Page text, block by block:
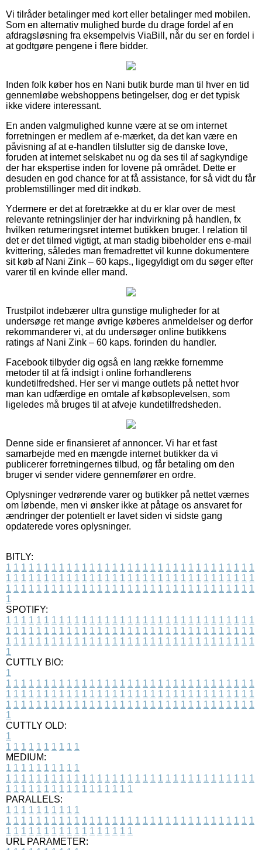
Vi tilråder betalinger med kort eller betalinger med mobilen.
Som en alternativ mulighed burde du drage fordel af en
afdragsløsning fra eksempelvis ViaBill, når du ser en fordel i
at godtgøre pengene i flere bidder.
Inden folk køber hos en Nani butik burde man til hver en tid
gennemløbe webshoppens betingelser, dog er det typisk
ikke videre interessant.
En anden valgmulighed kunne være at se om internet
forretningen er medlem af e-mærket, da det kan være en
påvisning af at e-handlen tilslutter sig de danske love,
foruden at internet selskabet nu og da ses til af sagkyndige
der har ekspertise inden for lovene på området. Dette er
desuden en god chance for at få assistance, for så vidt du får
problemstillinger med dit indkøb.
Ydermere er det at foretrække at du er klar over de mest
relevante retningslinjer der har indvirkning på handlen, fx
hvilken returneringsret internet butikken bruger. I relation til
det er det tilmed vigtigt, at man stadig bibeholder ens e-mail
kvittering, således man fremadrettet vil kunne dokumentere
sit køb af Nani Zink – 60 kaps., ligegyldigt om du søger efter
varer til en kvinde eller mand.
Trustpilot indebærer ultra gunstige muligheder for at
undersøge ret mange øvrige køberes anmeldelser og derfor
rekommanderer vi, at du undersøger online butikkens
ratings af Nani Zink – 60 kaps. forinden du handler.
Facebook tilbyder dig også en lang række fornemme
metoder til at få indsigt i online forhandlerens
kundetilfredshed. Her ser vi mange outlets på nettet hvor
man kan udfærdige en omtale af købsoplevelsen, som
ligeledes må bruges til at afveje kundetilfredsheden.
Denne side er finansieret af annoncer. Vi har et fast
samarbejde med en mængde internet butikker da vi
publicerer forretningernes tilbud, og får betaling om den
bruger vi sender videre gennemfører en ordre.
Oplysninger vedrørende varer og butikker på nettet værnes
om løbende, men vi ønsker ikke at påtage os ansvaret for
ændringer der potentielt er lavet siden vi sidste gang
opdaterede vores oplysninger.
BITLY:
1 1 1 1 1 1 1 1 1 1 1 1 1 1 1 1 1 1 1 1 1 1 1 1 1 1 1 1 1 1 1 1 1
1 1 1 1 1 1 1 1 1 1 1 1 1 1 1 1 1 1 1 1 1 1 1 1 1 1 1 1 1 1 1 1 1
1 1 1 1 1 1 1 1 1 1 1 1 1 1 1 1 1 1 1 1 1 1 1 1 1 1 1 1 1 1 1 1 1
1
SPOTIFY:
1 1 1 1 1 1 1 1 1 1 1 1 1 1 1 1 1 1 1 1 1 1 1 1 1 1 1 1 1 1 1 1 1
1 1 1 1 1 1 1 1 1 1 1 1 1 1 1 1 1 1 1 1 1 1 1 1 1 1 1 1 1 1 1 1 1
1 1 1 1 1 1 1 1 1 1 1 1 1 1 1 1 1 1 1 1 1 1 1 1 1 1 1 1 1 1 1 1 1
1
CUTTLY BIO:
1
1 1 1 1 1 1 1 1 1 1 1 1 1 1 1 1 1 1 1 1 1 1 1 1 1 1 1 1 1 1 1 1 1
1 1 1 1 1 1 1 1 1 1 1 1 1 1 1 1 1 1 1 1 1 1 1 1 1 1 1 1 1 1 1 1 1
1 1 1 1 1 1 1 1 1 1 1 1 1 1 1 1 1 1 1 1 1 1 1 1 1 1 1 1 1 1 1 1 1
1
CUTTLY OLD:
1
1 1 1 1 1 1 1 1 1 1
MEDIUM:
1 1 1 1 1 1 1 1 1 1
1 1 1 1 1 1 1 1 1 1 1 1 1 1 1 1 1 1 1 1 1 1 1 1 1 1 1 1 1 1 1 1 1
1 1 1 1 1 1 1 1 1 1 1 1 1 1 1 1 1
PARALLELS:
1 1 1 1 1 1 1 1 1 1
1 1 1 1 1 1 1 1 1 1 1 1 1 1 1 1 1 1 1 1 1 1 1 1 1 1 1 1 1 1 1 1 1
1 1 1 1 1 1 1 1 1 1 1 1 1 1 1 1 1
URL PARAMETER: